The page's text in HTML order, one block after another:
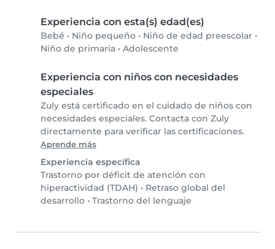
Experiencia con esta(s) edad(es)
Bebé • Niño pequeño • Niño de edad preescolar •
Niño de primaria • Adolescente
Experiencia con niños con necesidades
especiales
Zuly está certificado en el cuidado de niños con
necesidades especiales. Contacta con Zuly
directamente para verificar las certificaciones.
Aprende más
Experiencia específica
Trastorno por déficit de atención con
hiperactividad (TDAH) • Retraso global del
desarrollo • Trastorno del lenguaje